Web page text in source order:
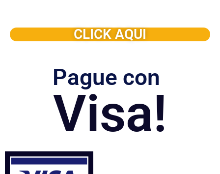
CLICK AQUI
Pague con
Visa!